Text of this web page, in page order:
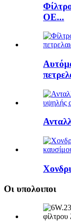
ΟΕ...
Οι υπολοιποι